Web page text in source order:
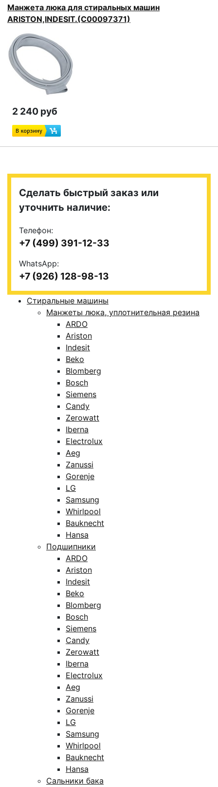
Манжета люка для стиральных машин
ARISTON,INDESIT.(C00097371)
2 240 руб
Сделать быстрый заказ или
уточнить наличие:
Телефон:
+7 (499) 391-12-33
WhatsApp:
+7 (926) 128-98-13
Стиральные машины
Манжеты люка, уплотнительная резина
ARDO
Ariston
Indesit
Beko
Blomberg
Bosch
Siemens
Candy
Zerowatt
Iberna
Electrolux
Aeg
Zanussi
Gorenje
LG
Samsung
Whirlpool
Bauknecht
Hansa
Подшипники
ARDO
Ariston
Indesit
Beko
Blomberg
Bosch
Siemens
Candy
Zerowatt
Iberna
Electrolux
Aeg
Zanussi
Gorenje
LG
Samsung
Whirlpool
Bauknecht
Hansa
Сальники бака